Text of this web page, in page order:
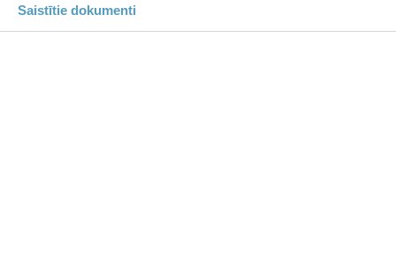
Saistītie dokumenti